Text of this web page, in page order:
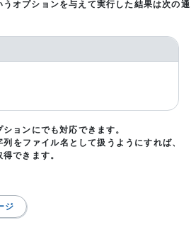
オプションを与えて実行した結果は次の通
ョンにでも対応できます。
をファイル名として扱うようにすれば、
できます。
ジ